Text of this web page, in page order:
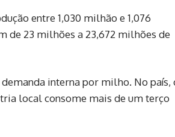
entre 1,030 milhão e 1,076
de 23 milhões a 23,672 milhões de
interna por milho. No país,
local consome mais de um terço